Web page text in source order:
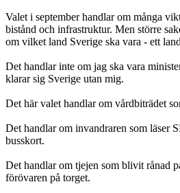
Valet i september handlar om många
bistånd och infrastruktur. Men större
om vilket land Sverige ska vara - ett
Det handlar inte om jag ska vara
klarar sig Sverige utan mig.
Det här valet handlar om vårdbiträdet
Det handlar om invandraren som läser
busskort.
Det handlar om tjejen som blivit rånad
förövaren på torget.